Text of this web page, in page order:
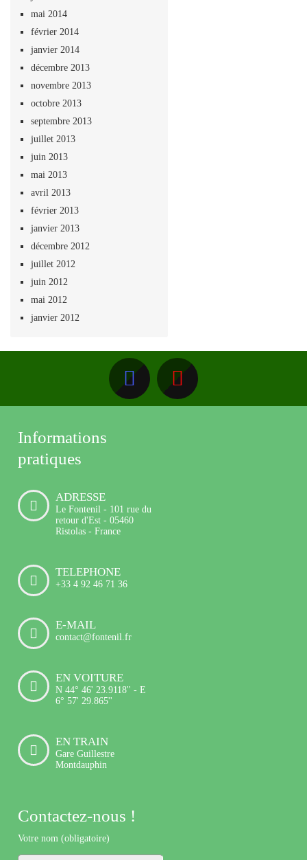
mai 2014
février 2014
janvier 2014
décembre 2013
novembre 2013
octobre 2013
septembre 2013
juillet 2013
juin 2013
mai 2013
avril 2013
février 2013
janvier 2013
décembre 2012
juillet 2012
juin 2012
mai 2012
janvier 2012
Informations
pratiques
ADRESSE
Le Fontenil - 101 rue du
retour d'Est - 05460
Ristolas - France
TELEPHONE
+33 4 92 46 71 36
E-MAIL
contact@fontenil.fr
EN VOITURE
N 44° 46' 23.9118'' - E
6° 57' 29.865''
EN TRAIN
Gare Guillestre
Montdauphin
Contactez-nous !
Votre nom (obligatoire)